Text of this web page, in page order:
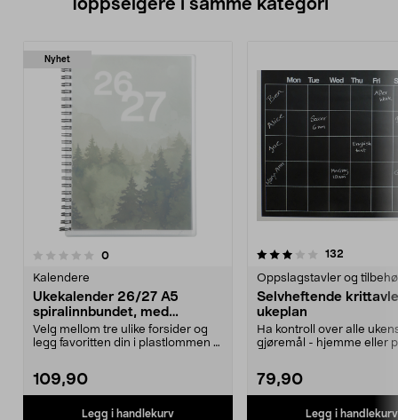
Toppselgere i samme kategori
Nyhet
0anmeldelser
Kalendere
Ukekalender 26/27 A5
spiralinnbundet, med
helligdager
Velg mellom tre ulike forsider og
legg favoritten din i plastlommen –
109,90
Legg i handlekurv
3.5 av 5 stjerner 132
Oppslagstavler og
Selvheftende
ukeplan
Ha kontroll over alle
gjøremål - hjemme eller
79,90
Legg i handlekurv
4.5 av 5 stjerner